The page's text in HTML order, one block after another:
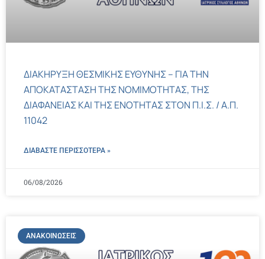
ΔΙΑΚΗΡΥΞΗ ΘΕΣΜΙΚΗΣ ΕΥΘΥΝΗΣ – ΓΙΑ ΤΗΝ
ΑΠΟΚΑΤΑΣΤΑΣΗ ΤΗΣ ΝΟΜΙΜΟΤΗΤΑΣ, ΤΗΣ
ΔΙΑΦΑΝΕΙΑΣ ΚΑΙ ΤΗΣ ΕΝΟΤΗΤΑΣ ΣΤΟΝ Π.Ι.Σ. / Α.Π.
11042
ΔΙΑΒΑΣΤΕ ΠΕΡΙΣΣΌΤΕΡΑ »
06/08/2026
ΑΝΑΚΟΙΝΏΣΕΙΣ